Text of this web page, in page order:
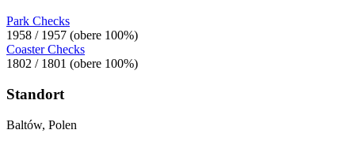
Park Checks
1958 / 1957 (obere 100%)
Coaster Checks
1802 / 1801 (obere 100%)
Standort
Baltów, Polen